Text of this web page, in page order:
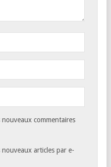
commentaires
articles par e-